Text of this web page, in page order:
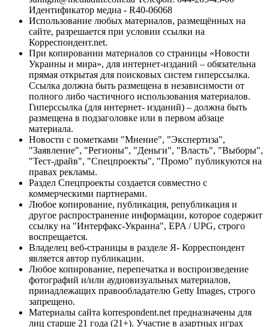
Идентификатор медиа - R40-06068
Использование любых материалов, размещённых на
сайте, разрешается при условии ссылки на
Корреспондент.net.
При копировании материалов со страницы «Новости
Украины и мира», для интернет-изданий – обязательна
прямая открытая для поисковых систем гиперссылка.
Ссылка должна быть размещена в независимости от
полного либо частичного использования материалов.
Гиперссылка (для интернет- изданий) – должна быть
размещена в подзаголовке или в первом абзаце
материала.
Новости с пометками "Мнение", "Экспертиза",
"Заявление", "Регионы", "Деньги", "Власть", "Выборы",
"Тест-драйв", "Спецпроекты", "Промо" публикуются на
правах рекламы.
Раздел Спецпроекты создается совместно с
коммерческими партнерами.
Любое копирование, публикация, републикация и
другое распространение информации, которое содержит
ссылку на "Интерфакс-Украина", EPA / UPG, строго
воспрещается.
Владелец веб-страницы в разделе Я- Корреспондент
является автор публикации.
Любое копирование, перепечатка и воспроизведение
фотографий и/или аудиовизуальных материалов,
принадлежащих правообладателю Getty Images, строго
запрещено.
Материалы сайта korrespondent.net предназначены для
лиц старше 21 года (21+). Участие в азартных играх